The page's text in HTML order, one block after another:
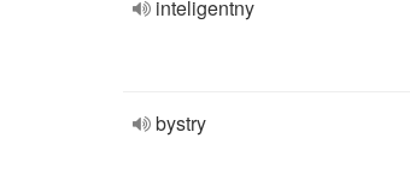
inteligentny
bystry